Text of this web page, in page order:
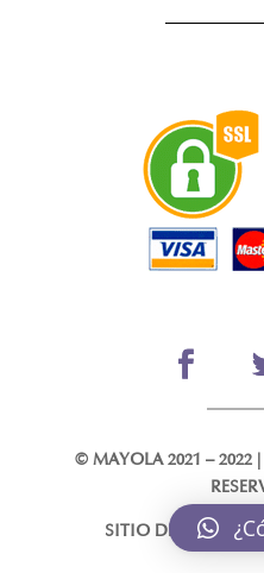
© MAYOLA 2021 – 2022
SITIO